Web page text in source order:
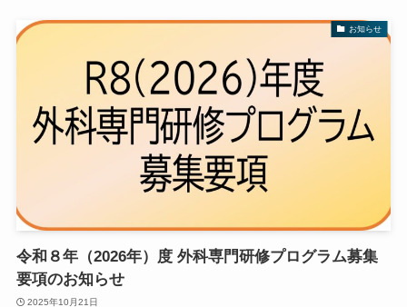
お知らせ
令和８年（2026年）度 外科専門研修プログラム募集
要項のお知らせ
2025年10月21日